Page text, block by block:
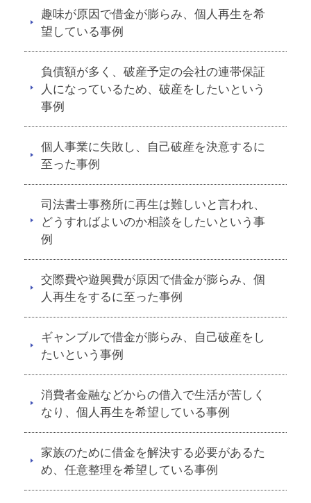
趣味が原因で借金が膨らみ、個人再生を希
望している事例
負債額が多く、破産予定の会社の連帯保証
人になっているため、破産をしたいという
事例
個人事業に失敗し、自己破産を決意するに
至った事例
司法書士事務所に再生は難しいと言われ、
どうすればよいのか相談をしたいという事
例
交際費や遊興費が原因で借金が膨らみ、個
人再生をするに至った事例
ギャンブルで借金が膨らみ、自己破産をし
たいという事例
消費者金融などからの借入で生活が苦しく
なり、個人再生を希望している事例
家族のために借金を解決する必要があるた
め、任意整理を希望している事例